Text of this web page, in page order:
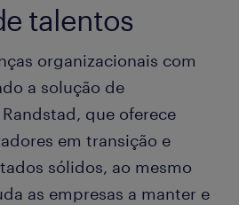
talentos
organizacionais com
a solução de
que oferece
em transição e
sólidos, ao mesmo
as empresas a manter e